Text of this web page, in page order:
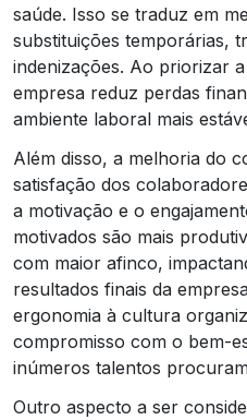
saúde. Isso se traduz em
substituições temporárias,
indenizações. Ao priorizar
empresa reduz perdas
ambiente laboral mais
Além disso, a melhoria do
satisfação dos
a motivação e o
motivados são mais
com maior afinco,
resultados finais da
ergonomia à cultura
compromisso com o bem-
inúmeros talentos
Outro aspecto a ser